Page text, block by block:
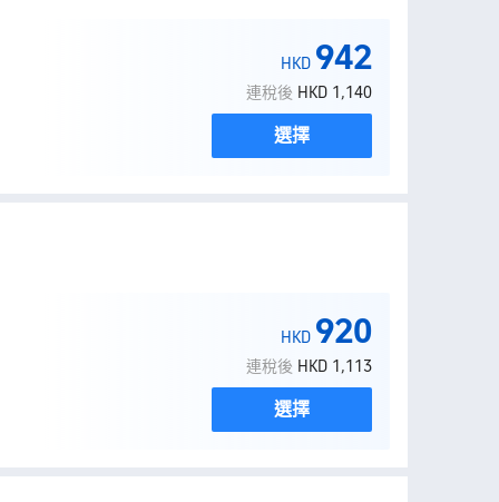
HKD 942
連稅後 HKD 1,140
選擇
HKD 920
連稅後 HKD 1,113
選擇